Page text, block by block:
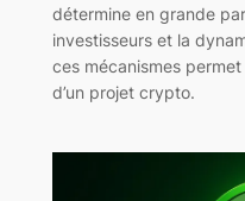
détermine en grande
investisseurs et la
ces mécanismes
d’un projet crypto.